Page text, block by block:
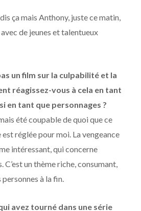
ça mais Anthony, juste ce matin,
de jeunes et talentueux
un film sur la culpabilité et la
réagissez-vous à cela en tant
en tant que personnages ?
été coupable de quoi que ce
réglée pour moi. La vengeance
intéressant, qui concerne
C’est un thème riche, consumant,
à la fin.
avez tourné dans une série